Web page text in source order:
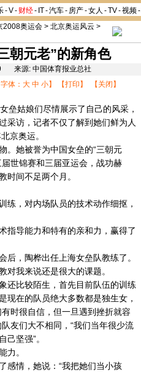
-V- 财经- IT-汽车- 房产-女人 -TV-视频-
2008奥运会 > 北京奥运风云 >
朝元老”的新角色
来源: 中国体育报业总社
体： 大 中 小】 【打印 】 【 关闭 】
姑娘们尽情展示了自己的风采，
采访，记者不仅了解到她们鲜为人
京奥运。
她被誉为中国女垒的“三朝元
世锦赛和三届亚运会，战功赫
时间不足两个月。
，对内场队员的技术动作细抠，
导能力和特有的亲和力，赢得了
，陶桦出任上海女垒队教练了。
对我来说还是很大的课题。
比较陌生，首先目前队伍的训练
现在的队员绝大多数都是独生女，
时很自信，但一旦遇到挫折就容
友们大不相同，“我们当年很少流
坚强”。
力。
情，她说：“我把她们当小孩